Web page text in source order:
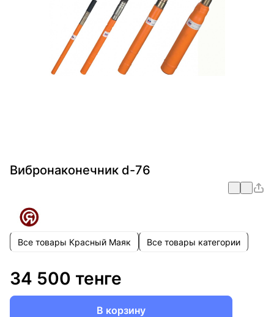
Вибронаконечник d-76
Все товары Красный Маяк Все товары категории
34 500 тенге
В корзину